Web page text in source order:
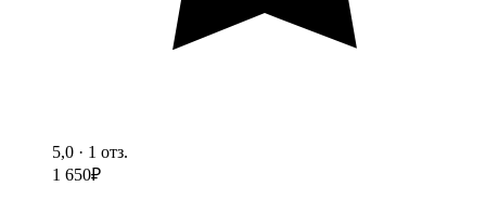
5,0 · 1 отз.
1 650₽